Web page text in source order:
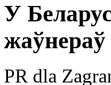
У
жаўнераў
PR dla